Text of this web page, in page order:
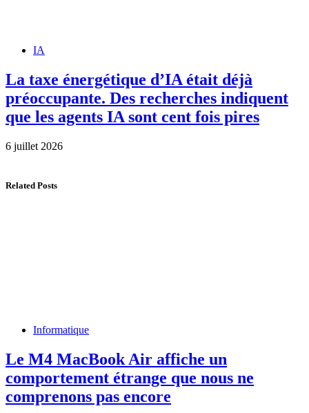
IA
La taxe énergétique d’IA était déjà
préoccupante. Des recherches indiquent
que les agents IA sont cent fois pires
6 juillet 2026
Related Posts
Informatique
Le M4 MacBook Air affiche un
comportement étrange que nous ne
comprenons pas encore